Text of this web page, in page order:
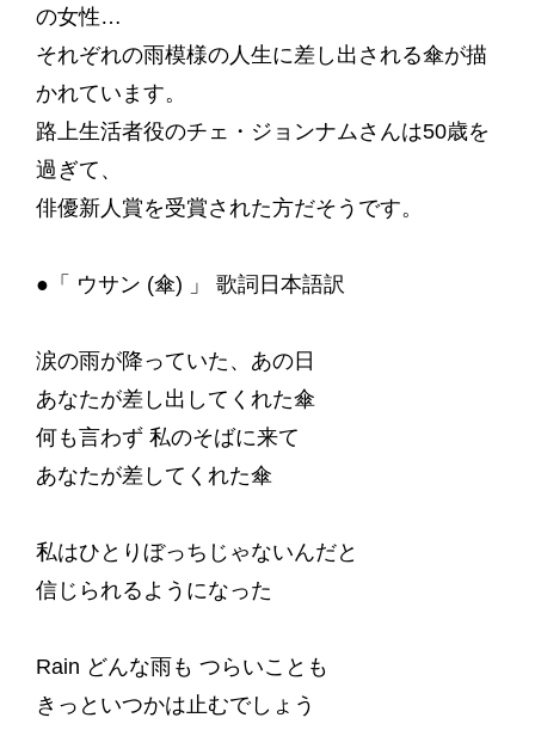
の女性…
それぞれの雨模様の人生に差し出される傘が描
かれています。
路上生活者役のチェ・ジョンナムさんは50歳を
過ぎて、
俳優新人賞を受賞された方だそうです。
●「 ウサン (傘) 」 歌詞日本語訳
涙の雨が降っていた、あの日
あなたが差し出してくれた傘
何も言わず 私のそばに来て
あなたが差してくれた傘
私はひとりぼっちじゃないんだと
信じられるようになった
Rain どんな雨も つらいことも
きっといつかは止むでしょう